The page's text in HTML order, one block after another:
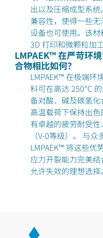
出以及压缩成型系
兼容性，使得一些
设备也可使用。该
3D 打印和微颗粒加
LMPAEK™ 在严苛环
合物相比如何？
LMPAEK™ 在极端环
料可在高达 250°C
备对酸、碱及碳氢
高温载荷下保持出
有卓越的疲劳耐受
（V-0等级）。 与众
LMPAEK™ 将这些优
应力开裂能力完美
允许失效的理想选择。